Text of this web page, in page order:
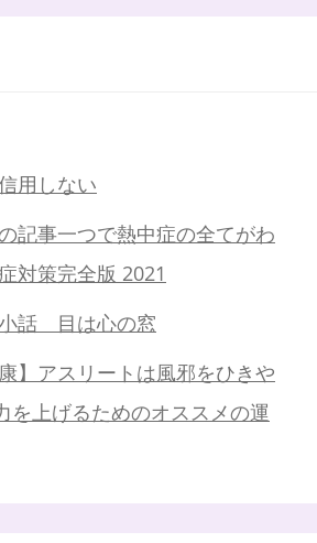
用しない
記事一つで熱中症の全てがわ
対策完全版 2021
話 目は心の窓
】アスリートは風邪をひきや
上げるためのオススメの運